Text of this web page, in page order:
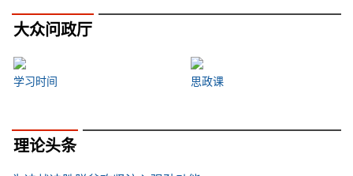
大众问政厅
学习时间 思政课
理论头条